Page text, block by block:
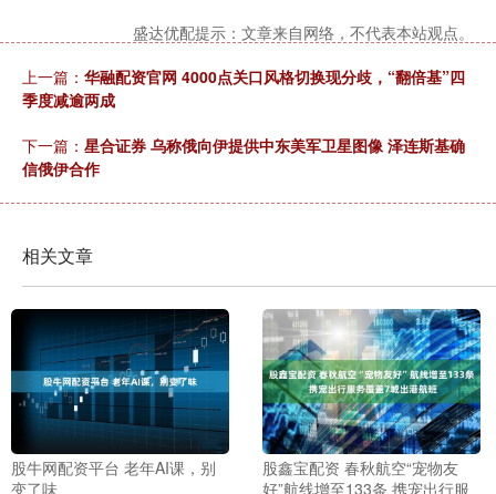
盛达优配提示：文章来自网络，不代表本站观点。
上一篇： 华融配资官网 4000点关口风格切换现分歧，“翻倍基”四
季度减逾两成
下一篇： 星合证券 乌称俄向伊提供中东美军卫星图像 泽连斯基确
信俄伊合作
相关文章
股牛网配资平台 老年AI课，别
变了味
股鑫宝配资 春秋航空“宠物友
好”航线增至133条 携宠出行服